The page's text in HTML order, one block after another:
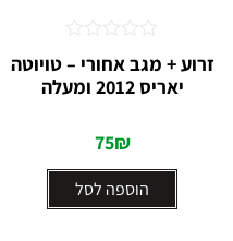
זרוע + מגב אחורי – טויוטה
יאריס 2012 ומעלה
75₪
הוספה לסל
0
מתוך